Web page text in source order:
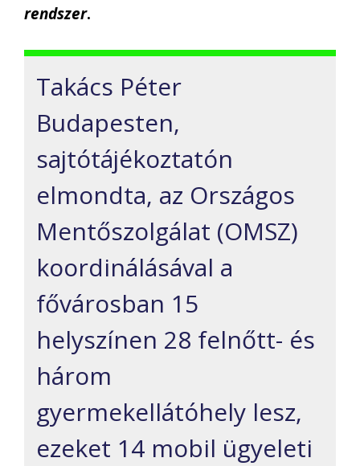
rendszer.
Takács Péter
Budapesten,
sajtótájékoztatón
elmondta, az Országos
Mentőszolgálat (OMSZ)
koordinálásával a
fővárosban 15
helyszínen 28 felnőtt- és
három
gyermekellátóhely lesz,
ezeket 14 mobil ügyeleti